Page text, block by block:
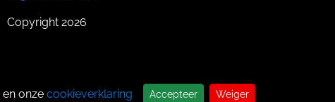
Copyright 2026
en onze cookieverklaring Accepteer Weiger